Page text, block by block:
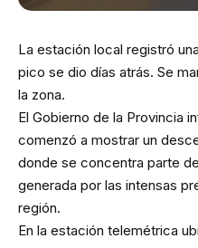
La estación local registró
pico se dio días atrás. Se
la zona.
El Gobierno de la Provincia
comenzó a mostrar un
donde se concentra parte
generada por las intensas
región.
En la estación telemétrica